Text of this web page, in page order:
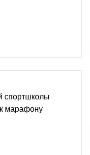
спортшколы
марафону